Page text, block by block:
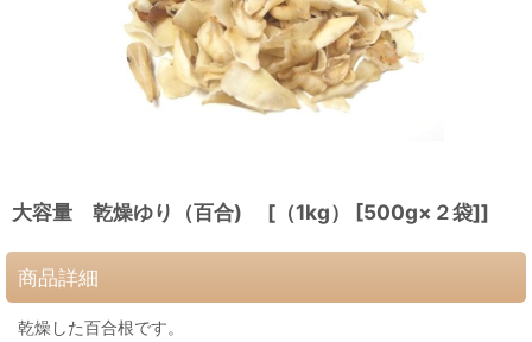
大容量 乾燥ゆり（百合) [（1kg） [500g×２袋]]
商品詳細
乾燥した百合根です。